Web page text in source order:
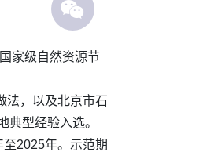
家级自然资源节
法，以及北京市石
型经验入选。
2025年。示范期